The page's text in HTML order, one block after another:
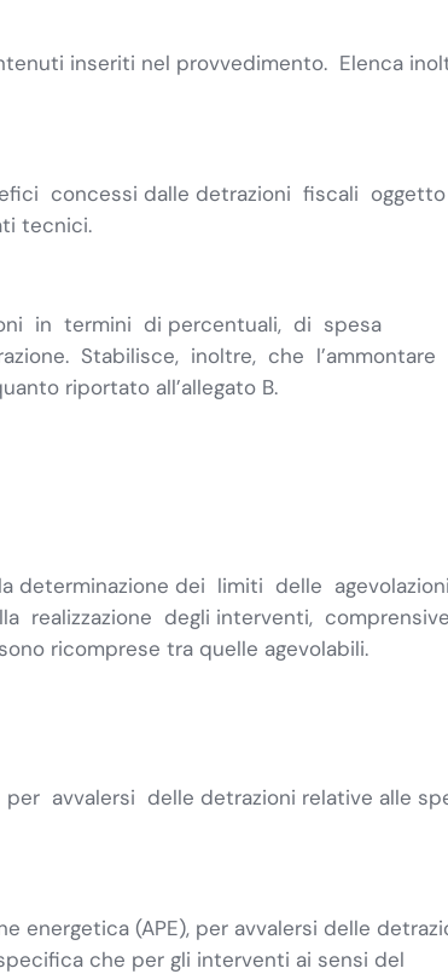
inseriti nel provvedimento. Elenca
concessi dalle detrazioni fiscali oggetto
tecnici.
in termini di percentuali, di spesa
Stabilisce, inoltre, che l’ammontare
riportato all’allegato B.
determinazione dei limiti delle
realizzazione degli interventi, comprensive
ricomprese tra quelle agevolabili.
avvalersi delle detrazioni relative alle
energetica (APE), per avvalersi delle
che per gli interventi ai sensi del